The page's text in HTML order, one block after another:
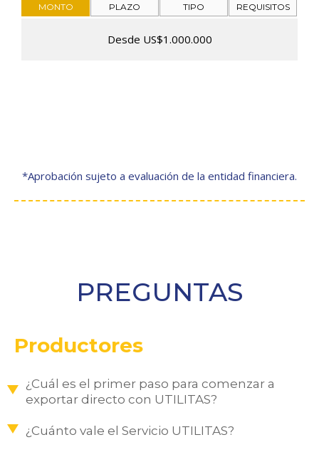
MONTO PLAZO TIPO REQUISITOS
Desde US$1.000.000
*Aprobación sujeto a evaluación de la entidad financiera.
PREGUNTAS
Productores
¿Cuál es el primer paso para comenzar a
exportar directo con UTILITAS?
¿Cuánto vale el Servicio UTILITAS?